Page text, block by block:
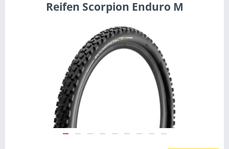
Reifen Scorpion Enduro M